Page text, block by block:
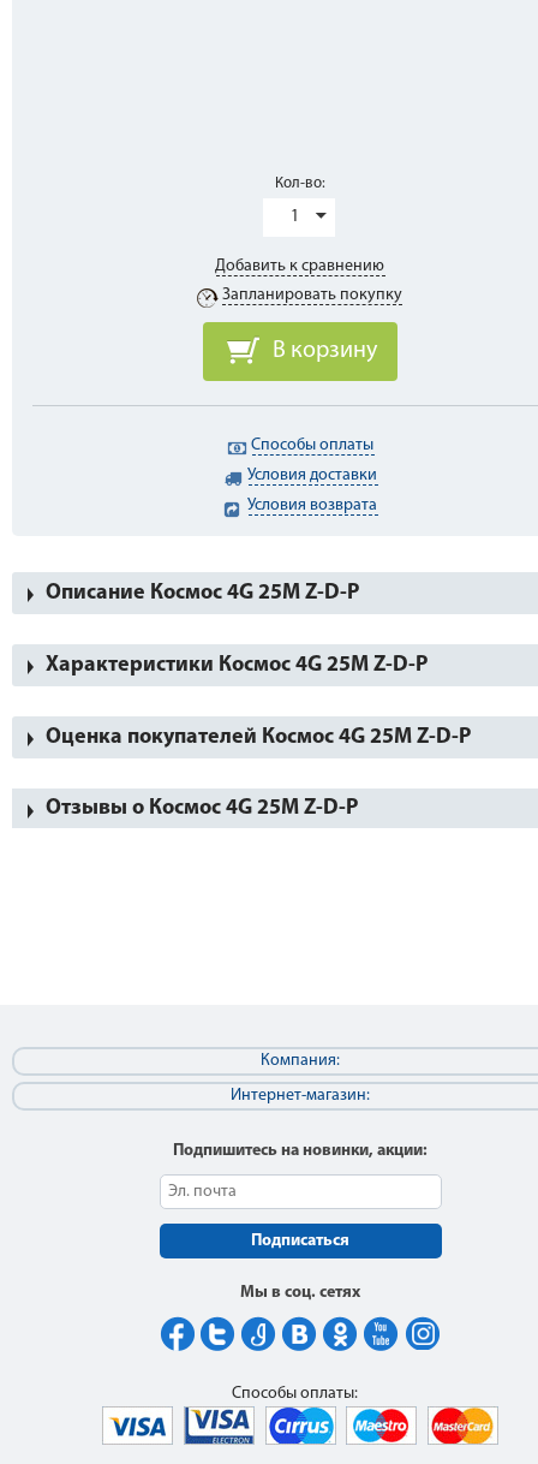
Кол-во:
1
Добавить к сравнению
Запланировать покупку
В корзину
Способы оплаты
Условия доставки
Условия возврата
Описание Космос 4G 25М Z-D-P
Характеристики Космос 4G 25М Z-D-P
Оценка покупателей Космос 4G 25М Z-D-P
Отзывы о Космос 4G 25М Z-D-P
Компания:
Интернет-магазин:
Подпишитесь на новинки, акции:
Подписаться
Мы в соц. сетях
Способы оплаты: